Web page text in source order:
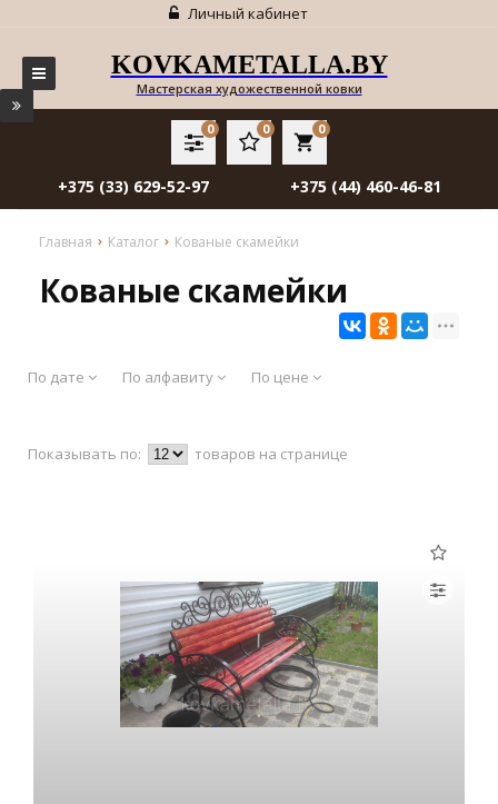
Личный кабинет
KOVKAMETALLA.BY
Мастерская художественной ковки
local_grocery_store
0
0
0
+375 (33) 629-52-97 +375 (44) 460-46-81
Главная Каталог Кованые скамейки
Кованые скамейки
По дате По алфавиту По цене
Показывать по: товаров на странице